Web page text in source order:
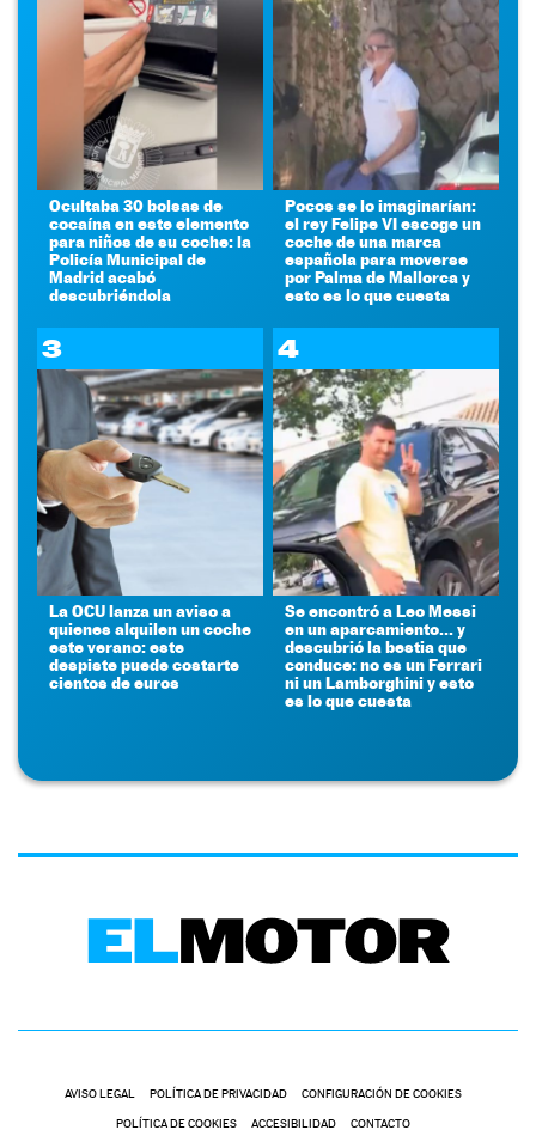
Ocultaba 30 bolsas de
cocaína en este elemento
para niños de su coche: la
Policía Municipal de
Madrid acabó
descubriéndola
Pocos se lo imaginarían:
el rey Felipe VI escoge un
coche de una marca
española para moverse
por Palma de Mallorca y
esto es lo que cuesta
3
La OCU lanza un aviso a
quienes alquilen un coche
este verano: este
despiste puede costarte
cientos de euros
4
Se encontró a Leo Messi
en un aparcamiento... y
descubrió la bestia que
conduce: no es un Ferrari
ni un Lamborghini y esto
es lo que cuesta
AVISO LEGAL POLÍTICA DE PRIVACIDAD CONFIGURACIÓN DE COOKIES
POLÍTICA DE COOKIES ACCESIBILIDAD CONTACTO